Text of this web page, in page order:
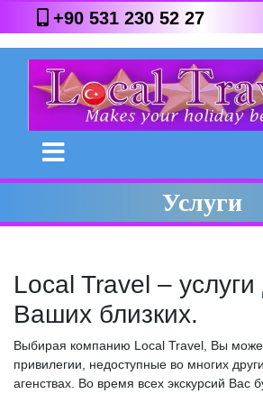
+90 531 230 52 27
Услуги
Local Travel –
Ваших близких.
Выбирая компанию Local Travel, Вы
привилегии, недоступные во многих
агенствах. Во время всех экскурсий Вас